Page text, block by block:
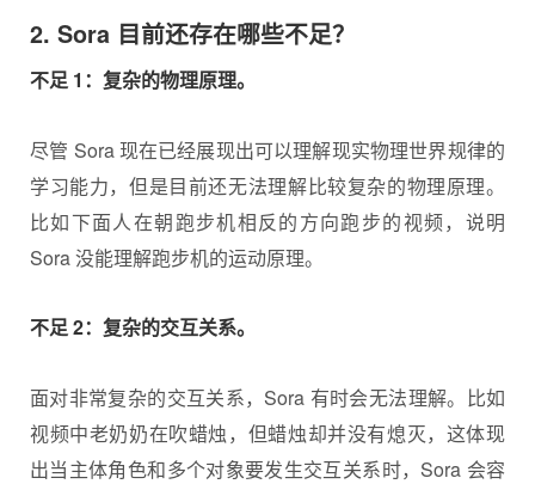
2. Sora 目前还存在哪些不足？
不足 1：复杂的物理原理。
尽管 Sora 现在已经展现出可以理解现实物理世界规律的
学习能力，但是目前还无法理解比较复杂的物理原理。
比如下面人在朝跑步机相反的方向跑步的视频，说明
Sora 没能理解跑步机的运动原理。
不足 2：复杂的交互关系。
面对非常复杂的交互关系，Sora 有时会无法理解。比如
视频中老奶奶在吹蜡烛，但蜡烛却并没有熄灭，这体现
出当主体角色和多个对象要发生交互关系时，Sora 会容